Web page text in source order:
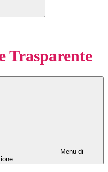
Trasparente
Menu di